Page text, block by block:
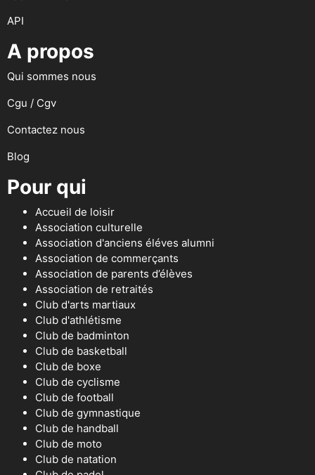
API
A propos
Qui sommes nous
Cgu / Cgv
Contactez nous
Blog
Pour qui
Accueil de loisir
Association culturelle
Association d'anciens éléves alumni
Association de commerçants
Association de parents d’élèves
Association de retraités
Club d'arts martiaux
Club d'athlétisme
Club de badminton
Club de basketball
Club de boxe
Club de cyclisme
Club de football
Club de gymnastique
Club de handball
Club de moto
Club de natation